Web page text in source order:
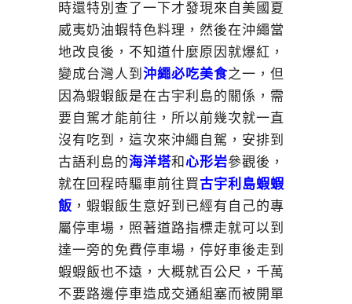
時還特別查了一下才發現來自美國夏
威夷奶油蝦特色料理，然後在沖繩當
地改良後，不知道什麼原因就爆紅，
變成台灣人到 沖繩必吃美食之一，但
因為蝦蝦飯是在古宇利島的關係，需
要自駕才能前往，所以前幾次就一直
沒有吃到，這次來沖繩自駕，安排到
古語利島的海洋塔和 心形岩參觀後，
就在回程時驅車前往買古宇利島蝦蝦
飯 ，蝦蝦飯生意好到已經有自己的專
屬停車場，照著道路指標走就可以到
達一旁的免費停車場，停好車後走到
蝦蝦飯也不遠，大概就百公尺，千萬
不要路邊停車造成交通組塞而被開單